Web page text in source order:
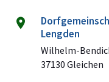
Lengden
Wilhelm-
37130 Gleichen